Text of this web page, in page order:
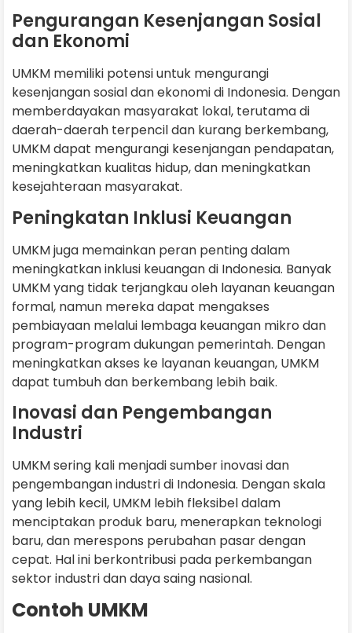
Pengurangan Kesenjangan Sosial
dan Ekonomi
UMKM memiliki potensi untuk mengurangi
kesenjangan sosial dan ekonomi di Indonesia. Dengan
memberdayakan masyarakat lokal, terutama di
daerah-daerah terpencil dan kurang berkembang,
UMKM dapat mengurangi kesenjangan pendapatan,
meningkatkan kualitas hidup, dan meningkatkan
kesejahteraan masyarakat.
Peningkatan Inklusi Keuangan
UMKM juga memainkan peran penting dalam
meningkatkan inklusi keuangan di Indonesia. Banyak
UMKM yang tidak terjangkau oleh layanan keuangan
formal, namun mereka dapat mengakses
pembiayaan melalui lembaga keuangan mikro dan
program-program dukungan pemerintah. Dengan
meningkatkan akses ke layanan keuangan, UMKM
dapat tumbuh dan berkembang lebih baik.
Inovasi dan Pengembangan
Industri
UMKM sering kali menjadi sumber inovasi dan
pengembangan industri di Indonesia. Dengan skala
yang lebih kecil, UMKM lebih fleksibel dalam
menciptakan produk baru, menerapkan teknologi
baru, dan merespons perubahan pasar dengan
cepat. Hal ini berkontribusi pada perkembangan
sektor industri dan daya saing nasional.
Contoh UMKM